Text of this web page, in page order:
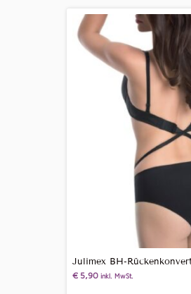
Julimex BH-
€5,90 inkl. MwSt.